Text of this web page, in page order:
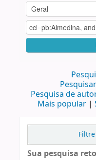
Pesquisa de
Mais popular
Sua pesquisa